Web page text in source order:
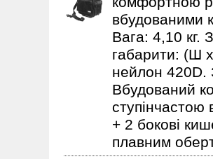
вбудованими
Вага: 4,10 кг.
габарити: (Ш
нейлон 420D.
Вбудований
+ 2 бокові
плавним